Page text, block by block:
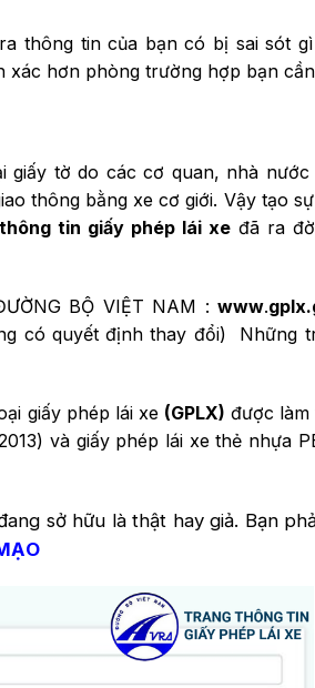
thông tin của bạn có bị sai sót
hơn phòng trường hợp bạn
giấy tờ do các cơ quan, nhà
thông bằng xe cơ giới. Vậy tạo
tin giấy phép lái xeđã ra
BỘ VIỆT NAM :www.
có quyết định thay đổi) Những
giấy phép lái xe (GPLX) được làm
và giấy phép lái xe thẻ nhựa
sở hữu là thật hay giả. Bạn